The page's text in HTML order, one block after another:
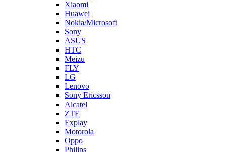
Xiaomi
Huawei
Nokia/Microsoft
Sony
ASUS
HTC
Meizu
FLY
LG
Lenovo
Sony Ericsson
Alcatel
ZTE
Explay
Motorola
Oppo
Philips